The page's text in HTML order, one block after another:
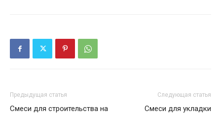
Предыдущая статья
Смеси для строительства на
Следующая статья
Смеси для укладки